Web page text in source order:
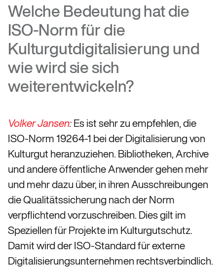
Welche Bedeutung hat die
ISO-Norm für die
Kulturgutdigitalisierung und
wie wird sie sich
weiterentwickeln?
Volker Jansen: Es ist sehr zu empfehlen, die
ISO-Norm 19264-1 bei der Digitalisierung von
Kulturgut heranzuziehen. Bibliotheken, Archive
und andere öffentliche Anwender gehen mehr
und mehr dazu über, in ihren Ausschreibungen
die Qualitätssicherung nach der Norm
verpflichtend vorzuschreiben. Dies gilt im
Speziellen für Projekte im Kulturgutschutz.
Damit wird der ISO-Standard für externe
Digitalisierungsunternehmen rechtsverbindlich.